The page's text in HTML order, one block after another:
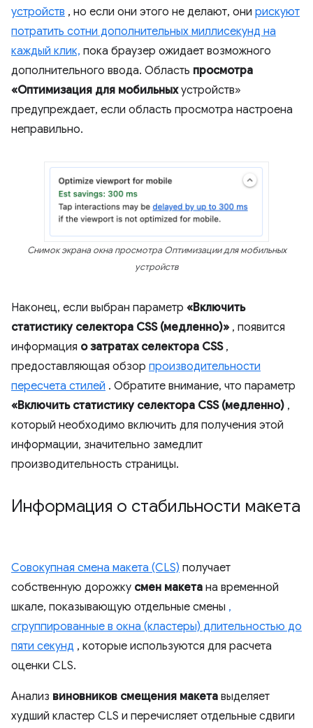
устройств , но если они этого не делают, они рискуют
потратить сотни дополнительных миллисекунд на
каждый клик, пока браузер ожидает возможного
дополнительного ввода. Область просмотра
«Оптимизация для мобильныхустройств»
предупреждает, если область просмотра настроена
неправильно.
Снимок экрана окна просмотра Оптимизации для мобильных
устройств
Наконец, если выбран параметр «Включить
статистику селектора CSS (медленно)» , появится
информация о затратах селектора CSS,
предоставляющая обзор производительности
пересчета стилей . Обратите внимание, что параметр
«Включить статистику селектора CSS (медленно) ,
который необходимо включить для получения этой
информации, значительно замедлит
производительность страницы.
Информация о стабильности макета
Совокупная смена макета (CLS) получает
собственную дорожку смен макета на временной
шкале, показывающую отдельные смены ,
сгруппированные в окна (кластеры) длительностью до
пяти секунд , которые используются для расчета
оценки CLS.
Анализ виновников смещения макета выделяет
худший кластер CLS и перечисляет отдельные сдвиги